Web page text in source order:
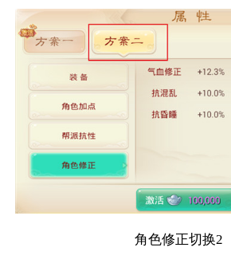
角色修正切换2